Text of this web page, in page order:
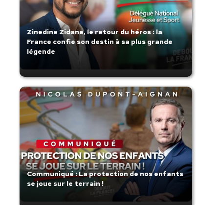
Zinedine Zidane, le retour du héros : la
France confie son destin à sa plus grande
légende
Communiqué : La protection de nos enfants
se joue sur le terrain !